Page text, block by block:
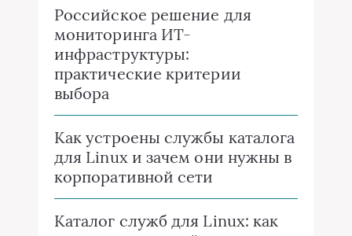
Российское решение для
мониторинга ИТ-
инфраструктуры:
практические критерии
выбора
Как устроены службы каталога
для Linux и зачем они нужны в
корпоративной сети
Каталог служб для Linux: как